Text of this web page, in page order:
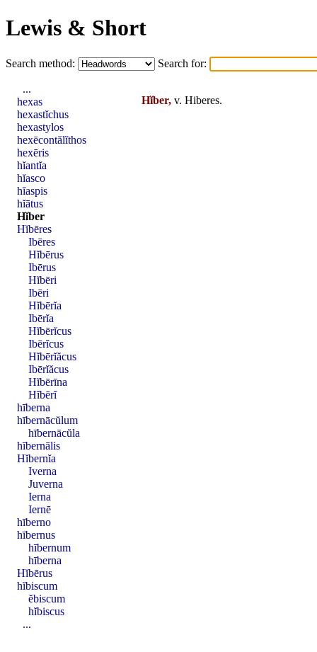
Lewis & Short
Search method: Search for:
Hĭber, v. Hiberes.
...
hexas
hexastĭchus
hexastylos
hexēcontălĭthos
hexēris
hĭantĭa
hĭasco
hĭaspis
hĭātus
Hĭber
Hĭbēres
Ibēres
Hĭbērus
Ibērus
Hĭbēri
Ibēri
Hĭbērĭa
Ibērĭa
Hĭbērĭcus
Ibērĭcus
Hĭbērĭăcus
Ibērĭăcus
Hĭbērīna
Hĭbērĭ
hīberna
hībernācŭlum
hībernācŭla
hībernālis
Hĭbernĭa
Iverna
Juverna
Ierna
Iernē
hīberno
hībernus
hībernum
hīberna
Hĭbērus
hĭbiscum
ĕbiscum
hĭbiscus
...